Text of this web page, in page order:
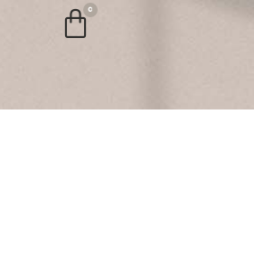
0